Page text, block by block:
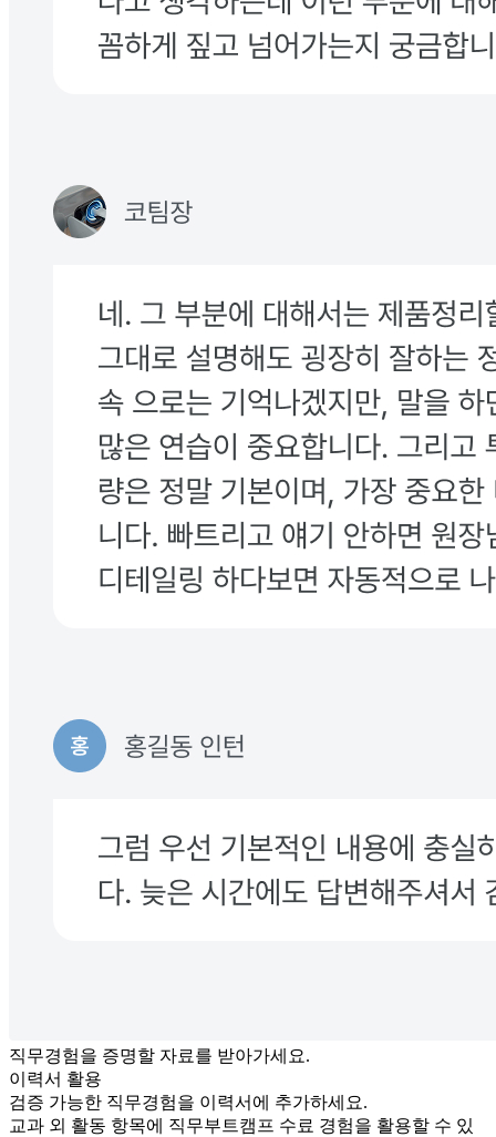
직무경험을 증명할 자료를 받아가세요.
이력서 활용
검증 가능한 직무경험을 이력서에 추가하세요.
교과 외 활동 항목에 직무부트캠프 수료 경험을 활용할 수 있